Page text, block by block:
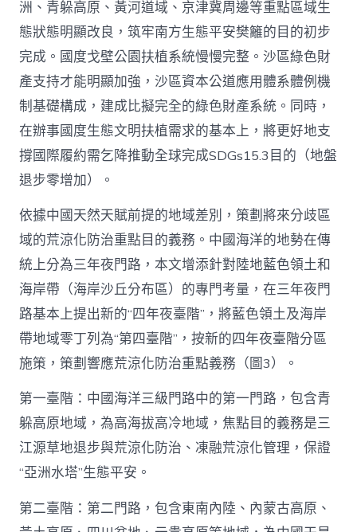
洲、青躲高原、黃河道域、京津冀周邊等重點區域生
態狀態明顯改良，筑牢南方生態平安樊籬的目的初步
完成。國度戈壁公園扶植系統慢慢完整。沙區綠色財
產支持才能明顯加強，沙區資本公道應用體系體例機
制基礎構成，建成比擬完全的綠色財產系統。同時，
在辦事國度生態文明扶植需求的基本上，將更好地支
撐國際履約需乞降推動全球完成SDGs15.3目的（地盤
退步零增加）。
依據中國天然天賦前提的地域差別，策劃將來分歧區
域的荒涼化防治重點目的義務。中國海洋的地勢在傳
統上分為三年夜門路，本文增添針對陸地藍色領土和
海岸帶（海岸沙丘分布區）的專門考量，在三年夜門
路基本上提出新的“四年夜臺階”，將藍色領土及海岸
帶地域零丁列為“第四臺階”，按新的四年夜臺階分區
施策，策劃響應荒涼化防治重點義務（圖3）。
第一臺階：中國海洋三級門路中的第一門路，包含青
躲高原地域，為高海拔高冷地域，焦點目的義務是三
江源草地退步與荒涼化防治、凍融荒涼化管理，保證
“亞洲水塔”生態平安。
第二臺階：第二門路，包含東南內陸、內蒙古高原、